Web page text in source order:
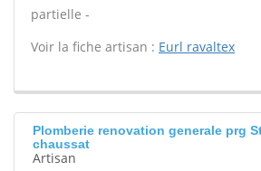
partielle -
Voir la fiche artisan : Eurl ravaltex
Plomberie renovation generale prg
chaussat
Artisan